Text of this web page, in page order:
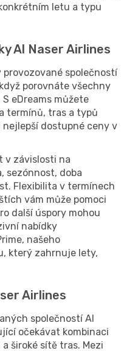
letu a typu
Al Naser Airlines
společností
porovnáte všechny
eDreams můžete
termínů, tras a typů
dostupné ceny v
v závislosti na
sezónnost, doba
Flexibilita v termínech
vám může pomoci
další úspory mohou
nabídky
našeho
který zahrnuje lety,
Airlines
společností Al
očekávat kombinaci
široké sítě tras. Mezi